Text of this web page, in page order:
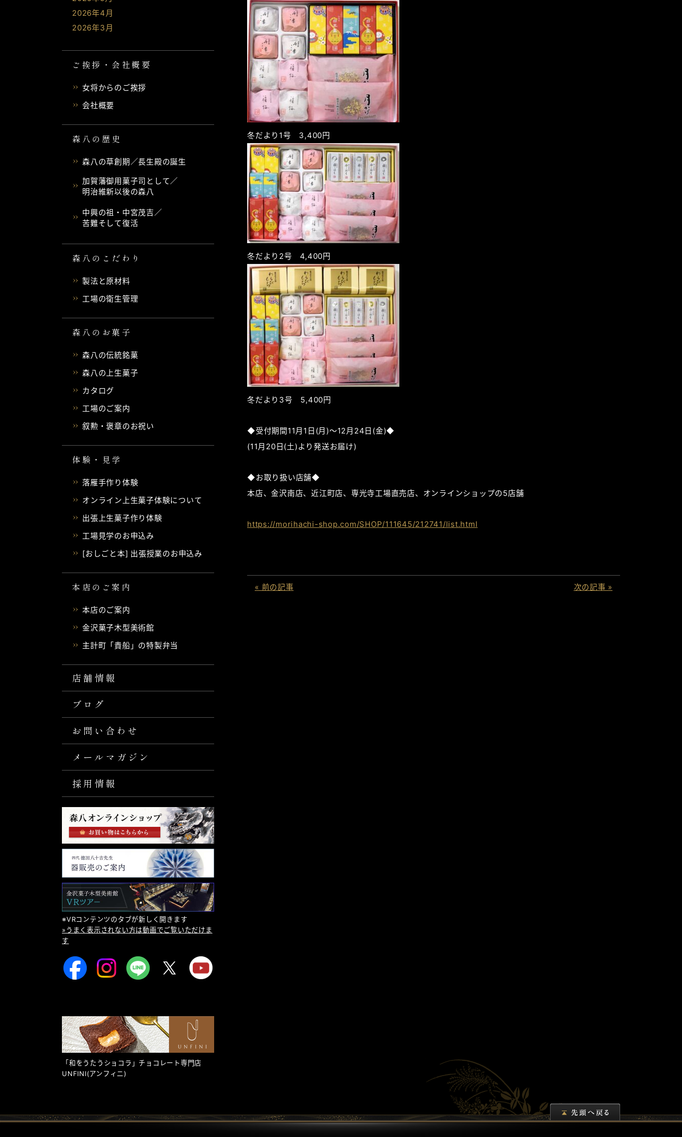
2026年4月
2026年3月
ご挨拶・会社概要
女将からのご挨拶
会社概要
森八の歴史
森八の草創期／長生殿の誕生
加賀藩御用菓子司として／
明治維新以後の森八
中興の祖・中宮茂吉／
苦難そして復活
森八のこだわり
製法と原材料
工場の衛生管理
森八のお菓子
森八の伝統銘菓
森八の上生菓子
カタログ
工場のご案内
叙勲・褒章のお祝い
体験・見学
落雁手作り体験
オンライン上生菓子体験について
出張上生菓子作り体験
工場見学のお申込み
[おしごと本] 出張授業のお申込み
本店のご案内
本店のご案内
金沢菓子木型美術館
主計町「貴船」の特製弁当
店舗情報
ブログ
お問い合わせ
メールマガジン
採用情報
※VRコンテンツのタブが新しく開きます
»うまく表示されない方は動画でご覧いただけま
す
「和をうたうショコラ」チョコレート専門店
UNFINI(アンフィニ)
冬だより1号 3,400円
冬だより2号 4,400円
冬だより3号 5,400円
◆受付期間11月1日(月)～12月24日(金)◆
(11月20日(土)より発送お届け)
◆お取り扱い店舗◆
本店、金沢南店、近江町店、専光寺工場直売店、オンラインショップの5店舗
https://morihachi-shop.com/SHOP/111645/212741/list.html
« 前の記事 次の記事 »